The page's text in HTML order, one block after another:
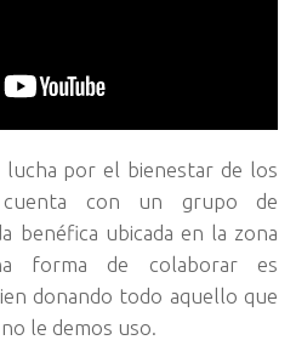
lucha por el bienestar de los
con un grupo de
benéfica ubicada en la zona
forma de colaborar es
donando todo aquello que
le demos uso.